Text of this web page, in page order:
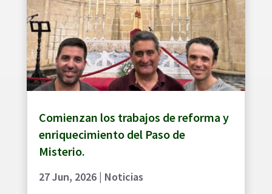
Comienzan los trabajos de reforma y
enriquecimiento del Paso de
Misterio.
27 Jun, 2026| Noticias